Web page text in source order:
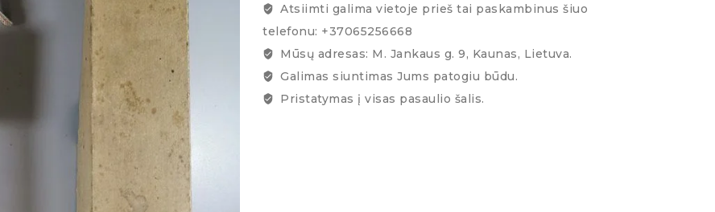
Atsiimti galima vietoje prieš tai paskambinus šiuo
telefonu: +37065256668
Mūsų adresas: M. Jankaus g. 9, Kaunas, Lietuva.
Galimas siuntimas Jums patogiu būdu.
Pristatymas į visas pasaulio šalis.